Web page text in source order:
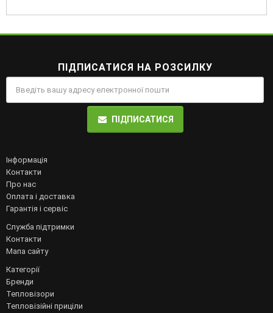
ПІДПИСАТИСЯ НА РОЗСИЛКУ
ПІДПИСАТИСЯ
Інформація
Контакти
Про нас
Оплата і доставка
Гарантія і сервіс
Служба підтримки
Контакти
Мапа сайту
Категорії
Бренди
Тепловізори
Тепловізійні приціли